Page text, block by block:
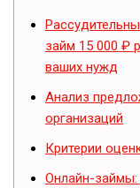
займ 15 000 ₽
ваших нужд
Анализ
организаций
Критерии
Онлайн-займы: